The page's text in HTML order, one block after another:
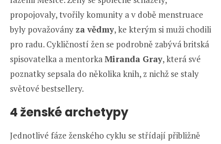
propojovaly, tvořily komunity a v době menstruace
byly považovány za vědmy, ke kterým si muži chodili
pro radu. Cykličností žen se podrobně zabývá britská
spisovatelka a mentorkaMiranda Gray, která své
poznatky sepsala do několika knih, z nichž se staly
světové bestsellery.
4 ženské archetypy
Jednotlivé fáze ženského cyklu se střídají přibližně